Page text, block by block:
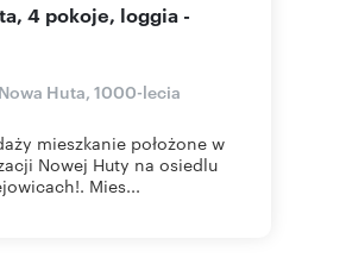
Huta, 1000-lecia
mieszkanie położone w
Nowej Huty na osiedlu
Mies...